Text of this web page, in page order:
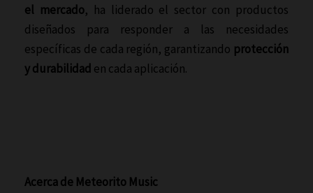
el mercado, ha liderado el sector con productos
diseñados para responder a las necesidades
específicas de cada región, garantizando protección
y durabilidad en cada aplicación.
Acerca de Meteorito Music